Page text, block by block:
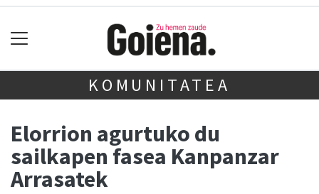
KOMUNITATEA
Elorrion agurtuko du
sailkapen fasea Kanpanzar
Arrasatek